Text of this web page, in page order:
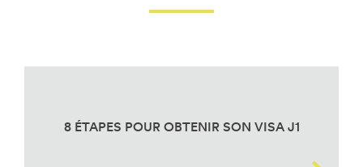
8 ÉTAPES POUR OBTENIR SON VISA J1